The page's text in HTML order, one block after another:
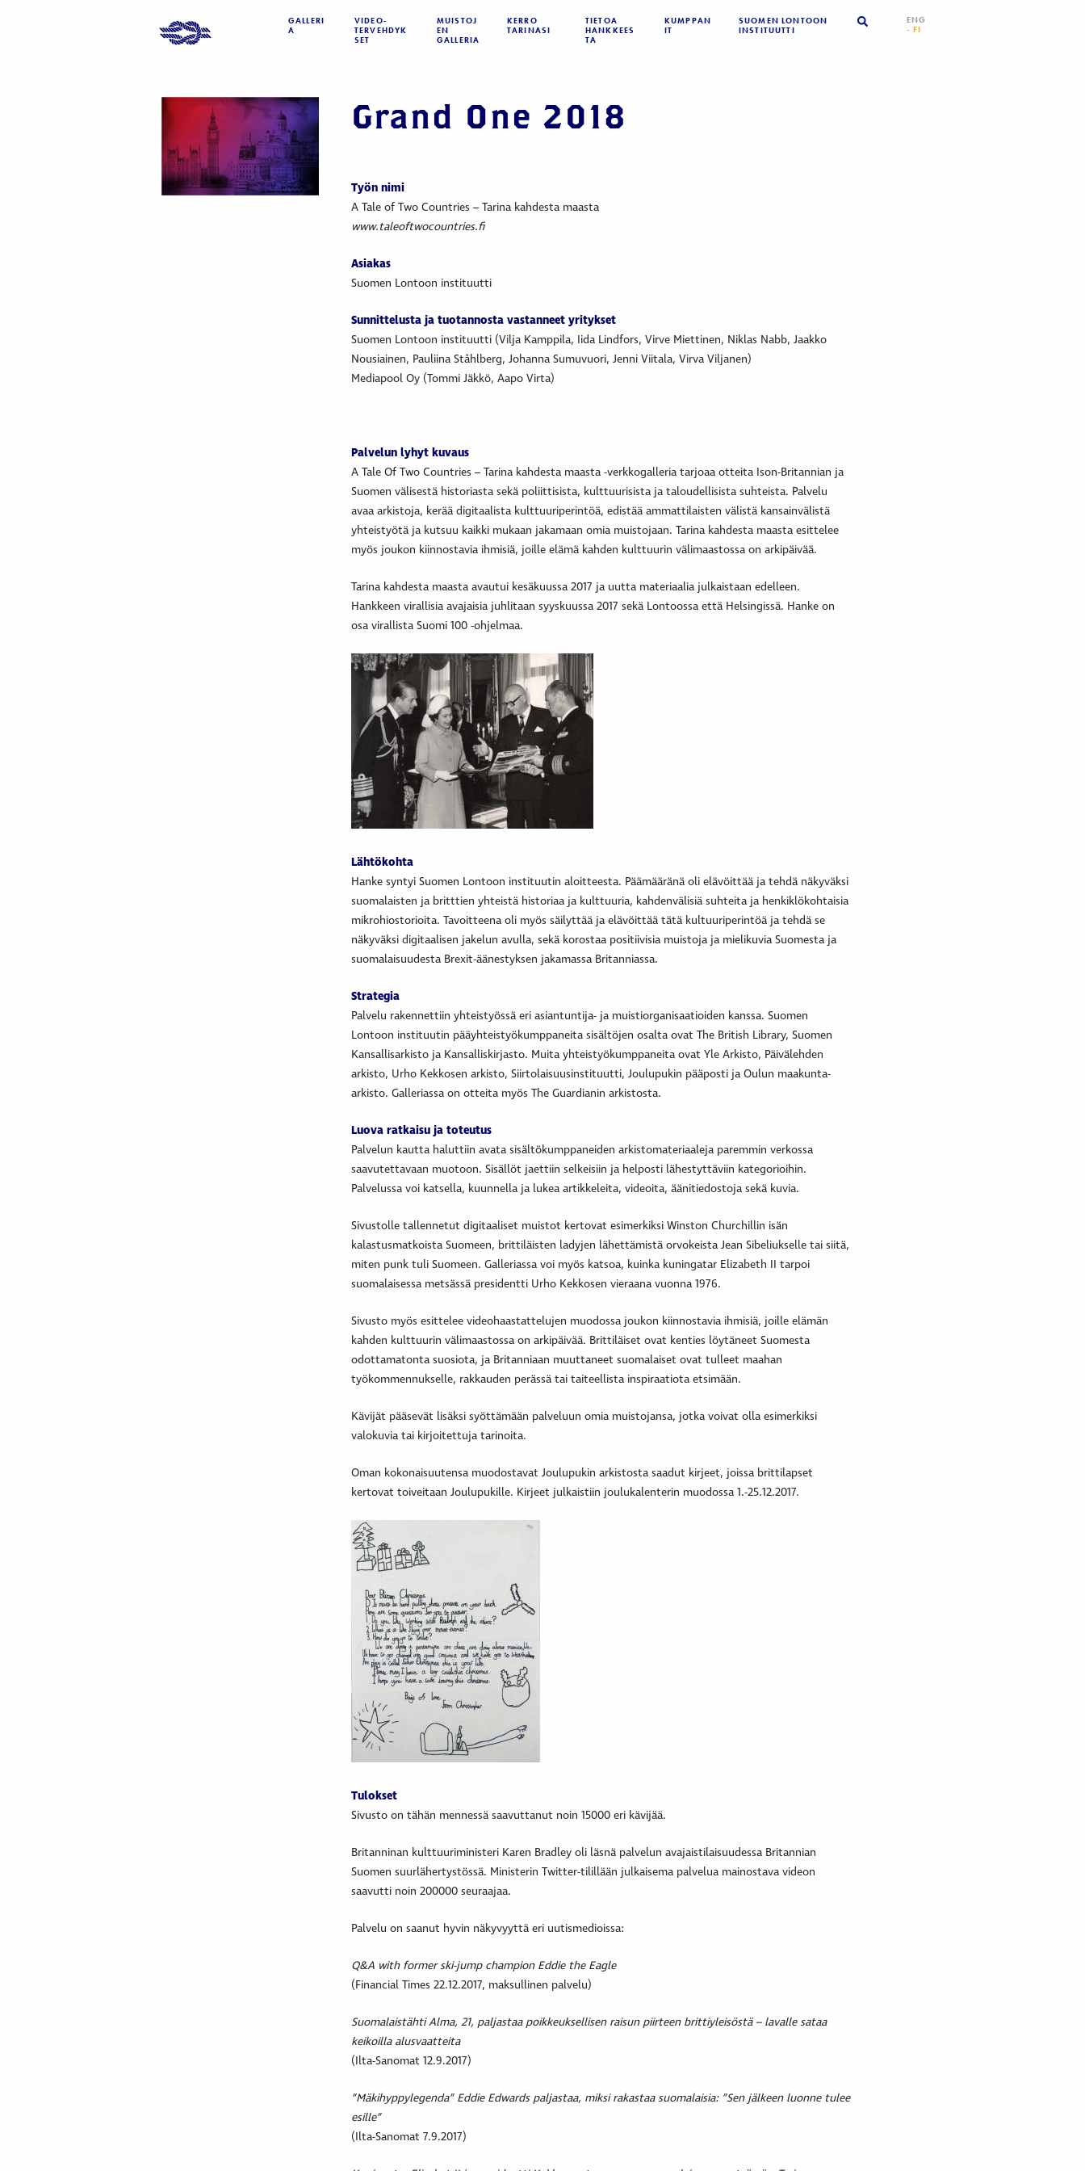
GALLERI
A
VIDEO­­
TERVEHDYK
SET
MUISTOJ
EN
GALLERIA
KERRO
TARINASI
TIETOA
HANKKEES
TA
KUMPPAN
IT
SUOMEN LONTOON
INSTITUUTTI
ENG
- FI
Grand One 2018
Työn nimi
A Tale of Two Countries – Tarina kahdesta maasta
www.taleoftwocountries.fi
Asiakas
Suomen Lontoon instituutti
Sunnittelusta ja tuotannosta vastanneet yritykset
Suomen Lontoon instituutti(Vilja Kamppila, Iida Lindfors, Virve Miettinen, Niklas Nabb, Jaakko
Nousiainen, Pauliina Ståhlberg, Johanna Sumuvuori, Jenni Viitala, Virva Viljanen)
Mediapool Oy(Tommi Jäkkö, Aapo Virta)
Palvelun lyhyt kuvaus
A Tale Of Two Countries – Tarina kahdesta maasta -verkkogalleria tarjoaa otteita Ison-Britannian ja
Suomen välisestä historiasta sekä poliittisista, kulttuurisista ja taloudellisista suhteista. Palvelu
avaa arkistoja, kerää digitaalista kulttuuriperintöä, edistää ammattilaisten välistä kansainvälistä
yhteistyötä ja kutsuu kaikki mukaan jakamaan omia muistojaan. Tarina kahdesta maasta esittelee
myös joukon kiinnostavia ihmisiä, joille elämä kahden kulttuurin välimaastossa on arkipäivää.
Tarina kahdesta maasta avautui kesäkuussa 2017 ja uutta materiaalia julkaistaan edelleen.
Hankkeen virallisia avajaisia juhlitaan syyskuussa 2017 sekä Lontoossa että Helsingissä. Hanke on
osa virallista Suomi 100 -ohjelmaa.
Lähtökohta
Hanke syntyi Suomen Lontoon instituutin aloitteesta. Päämääränä oli elävöittää ja tehdä näkyväksi
suomalaisten ja britttien yhteistä historiaa ja kulttuuria, kahdenvälisiä suhteita ja henkiklökohtaisia
mikrohiostorioita. Tavoitteena oli myös säilyttää ja elävöittää tätä kultuuriperintöä ja tehdä se
näkyväksi digitaalisen jakelun avulla, sekä korostaa positiivisia muistoja ja mielikuvia Suomesta ja
suomalaisuudesta Brexit-äänestyksen jakamassa Britanniassa.
Strategia
Palvelu rakennettiin yhteistyössä eri asiantuntija- ja muistiorganisaatioiden kanssa. Suomen
Lontoon instituutin pääyhteistyökumppaneita sisältöjen osalta ovat The British Library, Suomen
Kansallisarkisto ja Kansalliskirjasto. Muita yhteistyökumppaneita ovat Yle Arkisto, Päivälehden
arkisto, Urho Kekkosen arkisto, Siirtolaisuusinstituutti, Joulupukin pääposti ja Oulun maakunta-
arkisto. Galleriassa on otteita myös The Guardianin arkistosta.
Luova ratkaisu ja toteutus
Palvelun kautta haluttiin avata sisältökumppaneiden arkistomateriaaleja paremmin verkossa
saavutettavaan muotoon. Sisällöt jaettiin selkeisiin ja helposti lähestyttäviin kategorioihin.
Palvelussa voi katsella, kuunnella ja lukea artikkeleita, videoita, äänitiedostoja sekä kuvia.
Sivustolle tallennetut digitaaliset muistot kertovat esimerkiksi Winston Churchillin isän
kalastusmatkoista Suomeen, brittiläisten ladyjen lähettämistä orvokeista Jean Sibeliukselle tai siitä,
miten punk tuli Suomeen. Galleriassa voi myös katsoa, kuinka kuningatar Elizabeth II tarpoi
suomalaisessa metsässä presidentti Urho Kekkosen vieraana vuonna 1976.
Sivusto myös esittelee videohaastattelujen muodossa joukon kiinnostavia ihmisiä, joille elämän
kahden kulttuurin välimaastossa on arkipäivää. Brittiläiset ovat kenties löytäneet Suomesta
odottamatonta suosiota, ja Britanniaan muuttaneet suomalaiset ovat tulleet maahan
työkommennukselle, rakkauden perässä tai taiteellista inspiraatiota etsimään.
Kävijät pääsevät lisäksi syöttämään palveluun omia muistojansa, jotka voivat olla esimerkiksi
valokuvia tai kirjoitettuja tarinoita.
Oman kokonaisuutensa muodostavat Joulupukin arkistosta saadut kirjeet, joissa brittilapset
kertovat toiveitaan Joulupukille. Kirjeet julkaistiin joulukalenterin muodossa 1.-25.12.2017.
Tulokset
Sivusto on tähän mennessä saavuttanut noin 15000 eri kävijää.
Britanninan kulttuuriministeri Karen Bradley oli läsnä palvelun avajaistilaisuudessa Britannian
Suomen suurlähertystössä. Ministerin Twitter-tilillään julkaisema palvelua mainostava videon
saavutti noin 200000 seuraajaa.
Palvelu on saanut hyvin näkyvyyttä eri uutismedioissa:
Q&A with former ski-jump champion Eddie the Eagle
(Financial Times 22.12.2017, maksullinen palvelu)
Suomalaistähti Alma, 21, paljastaa poikkeuksellisen raisun piirteen brittiyleisöstä – lavalle sataa
keikoilla alusvaatteita
(Ilta-Sanomat 12.9.2017)
”Mäkihyppylegenda” Eddie Edwards paljastaa, miksi rakastaa suomalaisia: ”Sen jälkeen luonne tulee
esille”
(Ilta-Sanomat 7.9.2017)